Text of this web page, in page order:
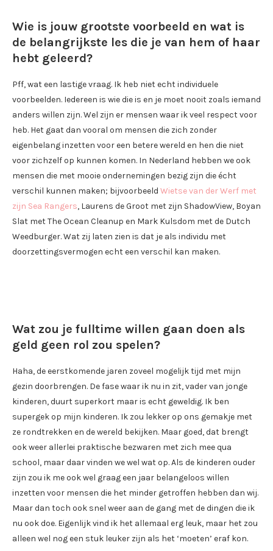
Wie is jouw grootste voorbeeld en wat is
de belangrijkste les die je van hem of haar
hebt geleerd?
Pff, wat een lastige vraag. Ik heb niet echt individuele
voorbeelden. Iedereen is wie die is en je moet nooit zoals iemand
anders willen zijn. Wel zijn er mensen waar ik veel respect voor
heb. Het gaat dan vooral om mensen die zich zonder
eigenbelang inzetten voor een betere wereld en hen die niet
voor zichzelf op kunnen komen. In Nederland hebben we ook
mensen die met mooie ondernemingen bezig zijn die écht
verschil kunnen maken; bijvoorbeeld Wietse van der Werf met
zijn Sea Rangers, Laurens de Groot met zijn ShadowView, Boyan
Slat met The Ocean Cleanup en Mark Kulsdom met de Dutch
Weedburger. Wat zij laten zien is dat je als individu met
doorzettingsvermogen echt een verschil kan maken.
Wat zou je fulltime willen gaan doen als
geld geen rol zou spelen?
Haha, de eerstkomende jaren zoveel mogelijk tijd met mijn
gezin doorbrengen. De fase waar ik nu in zit, vader van jonge
kinderen, duurt superkort maar is echt geweldig. Ik ben
supergek op mijn kinderen. Ik zou lekker op ons gemakje met
ze rondtrekken en de wereld bekijken. Maar goed, dat brengt
ook weer allerlei praktische bezwaren met zich mee qua
school, maar daar vinden we wel wat op. Als de kinderen ouder
zijn zou ik me ook wel graag een jaar belangeloos willen
inzetten voor mensen die het minder getroffen hebben dan wij.
Maar dan toch ook snel weer aan de gang met de dingen die ik
nu ook doe. Eigenlijk vind ik het allemaal erg leuk, maar het zou
alleen wel nog een stuk leuker zijn als het ‘moeten’ eraf kon.